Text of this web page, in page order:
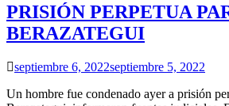
PRISIÓN PERPETUA
BERAZATEGUI
septiembre 6, 2022septiembre 5, 2022
Un hombre fue condenado ayer a prisión